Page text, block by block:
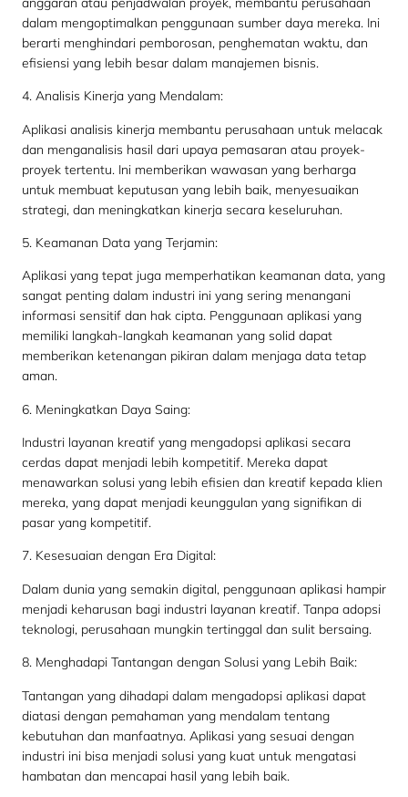
dalam mengoptimalkan penggunaan sumber daya mereka. Ini
berarti menghindari pemborosan, penghematan waktu, dan
efisiensi yang lebih besar dalam manajemen bisnis.
4. Analisis Kinerja yang Mendalam:
Aplikasi analisis kinerja membantu perusahaan untuk melacak
dan menganalisis hasil dari upaya pemasaran atau proyek-
proyek tertentu. Ini memberikan wawasan yang berharga
untuk membuat keputusan yang lebih baik, menyesuaikan
strategi, dan meningkatkan kinerja secara keseluruhan.
5. Keamanan Data yang Terjamin:
Aplikasi yang tepat juga memperhatikan keamanan data, yang
sangat penting dalam industri ini yang sering menangani
informasi sensitif dan hak cipta. Penggunaan aplikasi yang
memiliki langkah-langkah keamanan yang solid dapat
memberikan ketenangan pikiran dalam menjaga data tetap
aman.
6. Meningkatkan Daya Saing:
Industri layanan kreatif yang mengadopsi aplikasi secara
cerdas dapat menjadi lebih kompetitif. Mereka dapat
menawarkan solusi yang lebih efisien dan kreatif kepada klien
mereka, yang dapat menjadi keunggulan yang signifikan di
pasar yang kompetitif.
7. Kesesuaian dengan Era Digital:
Dalam dunia yang semakin digital, penggunaan aplikasi hampir
menjadi keharusan bagi industri layanan kreatif. Tanpa adopsi
teknologi, perusahaan mungkin tertinggal dan sulit bersaing.
8. Menghadapi Tantangan dengan Solusi yang Lebih Baik:
Tantangan yang dihadapi dalam mengadopsi aplikasi dapat
diatasi dengan pemahaman yang mendalam tentang
kebutuhan dan manfaatnya. Aplikasi yang sesuai dengan
industri ini bisa menjadi solusi yang kuat untuk mengatasi
hambatan dan mencapai hasil yang lebih baik.